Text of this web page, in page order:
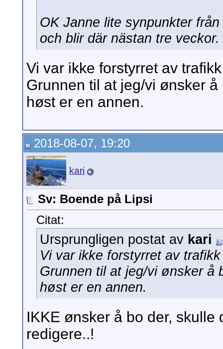
OK Janne lite synpunkter
och blir där nästan tre veckor.
Vi var ikke forstyrret av
Grunnen til at jeg/vi ønsker
høst er en annen.
2018-08-07, 19:20
kari
Sv: Boende på Lipsi
Citat:
Ursprungligen postat av kari
Vi var ikke forstyrret av
Grunnen til at jeg/vi ønsker å
høst er en annen.
IKKE ønsker å bo der, skulle
redigere..!